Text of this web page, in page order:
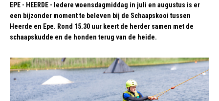
EPE - HEERDE - Iedere woensdagmiddag in juli en augustus is er
een bijzonder moment te beleven bij de Schaapskooi tussen
Heerde en Epe. Rond 15.30 uur keert de herder samen met de
schaapskudde en de honden terug van de heide.